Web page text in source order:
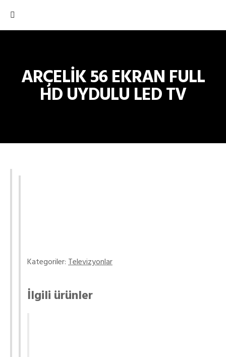
ARÇELİK 56 EKRAN FULL
HD UYDULU LED TV
Kategoriler:Televizyonlar
İlgili ürünler